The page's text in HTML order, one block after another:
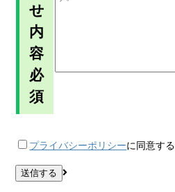
せ
内
容
必
須
プライバシーポリシーに同意する